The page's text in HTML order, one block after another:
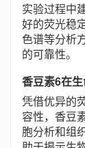
实验过程中
好的荧光稳
色谱等分析
的可靠性。
香豆素6在
凭借优异的
容性，香豆
胞分析和组